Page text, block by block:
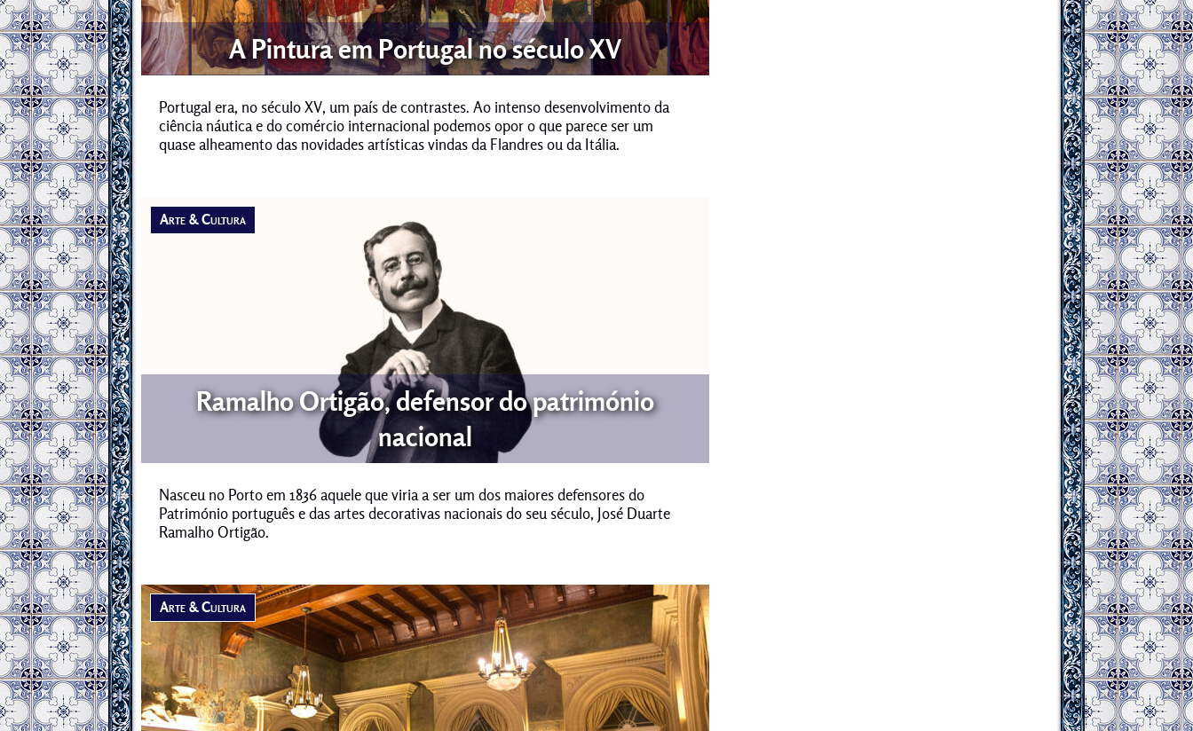
A Pintura em Portugal no século XV
Portugal era, no século XV, um país de contrastes. Ao intenso desenvolvimento da
ciência náutica e do comércio internacional podemos opor o que parece ser um
quase alheamento das novidades artísticas vindas da Flandres ou da Itália.
Ramalho Ortigão, defensor do património
nacional
Nasceu no Porto em 1836 aquele que viria a ser um dos maiores defensores do
Património português e das artes decorativas nacionais do seu século, José Duarte
Ramalho Ortigão.
Arte & Cultura
Arte & Cultura